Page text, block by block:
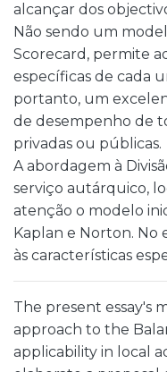
alcançar dos
Não sendo um
Scorecard, permite
específicas de cada
portanto, um
de desempenho de
privadas ou públicas.
A abordagem à
serviço autárquico,
atenção o modelo
Kaplan e Norton. No
às características
The present essay's
approach to the
applicability in local